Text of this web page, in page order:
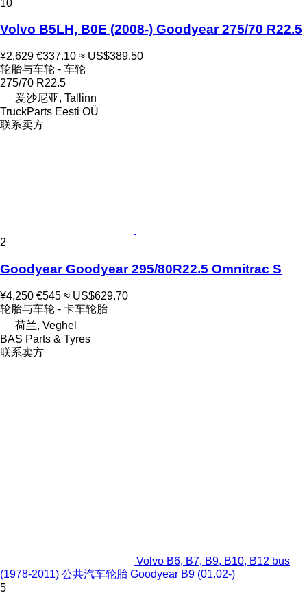
10
Volvo B5LH, B0E (2008-) Goodyear 275/70 R22.5
¥2,629 €337.10 ≈ US$389.50
轮胎与车轮 - 车轮
275/70 R22.5
爱沙尼亚, Tallinn
TruckParts Eesti OÜ
联系卖方
2
Goodyear Goodyear 295/80R22.5 Omnitrac S
¥4,250 €545 ≈ US$629.70
轮胎与车轮 - 卡车轮胎
荷兰, Veghel
BAS Parts & Tyres
联系卖方
Volvo B6, B7, B9, B10, B12 bus
(1978-2011) 公共汽车轮胎 Goodyear B9 (01.02-)
5